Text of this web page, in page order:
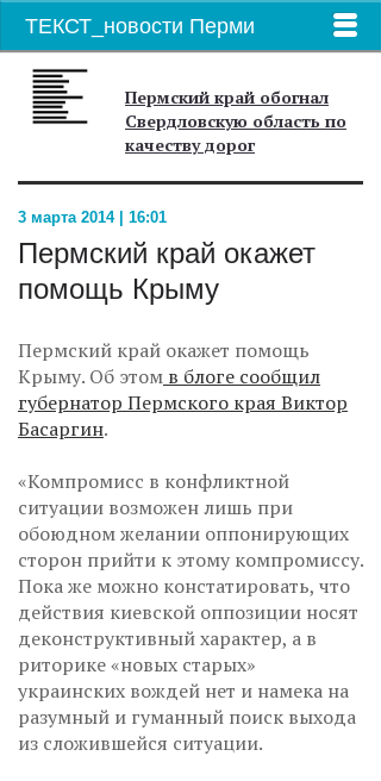
ТЕКСТ_новости Перми
Пермский край обогнал
Свердловскую область по
качеству дорог
3 марта 2014 | 16:01
Пермский край окажет
помощь Крыму
Пермский край окажет помощь
Крыму. Об этом в блоге сообщил
губернатор Пермского края Виктор
Басаргин.
«Компромисс в конфликтной
ситуации возможен лишь при
обоюдном желании оппонирующих
сторон прийти к этому компромиссу.
Пока же можно констатировать, что
действия киевской оппозиции носят
деконструктивный характер, а в
риторике «новых старых»
украинских вождей нет и намека на
разумный и гуманный поиск выхода
из сложившейся ситуации.